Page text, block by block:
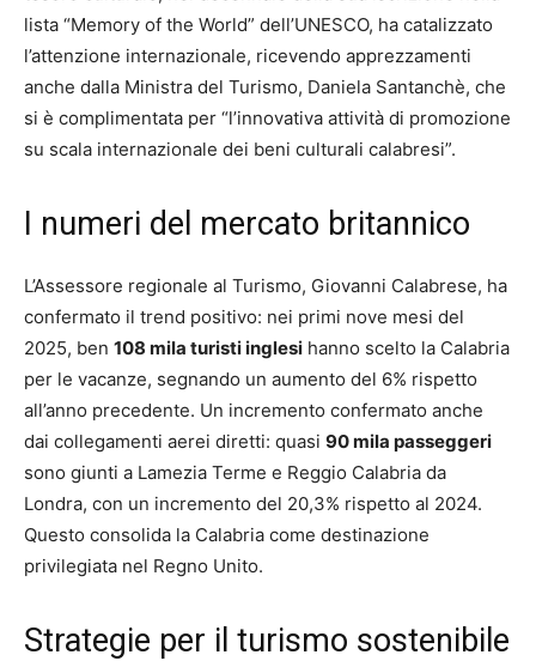
lista “Memory of the World” dell’UNESCO, ha catalizzato
l’attenzione internazionale, ricevendo apprezzamenti
anche dalla Ministra del Turismo, Daniela Santanchè, che
si è complimentata per “l’innovativa attività di promozione
su scala internazionale dei beni culturali calabresi”.
I numeri del mercato britannico
L’Assessore regionale al Turismo, Giovanni Calabrese, ha
confermato il trend positivo: nei primi nove mesi del
2025, ben 108 mila turisti inglesi hanno scelto la Calabria
per le vacanze, segnando un aumento del 6% rispetto
all’anno precedente. Un incremento confermato anche
dai collegamenti aerei diretti: quasi 90 mila passeggeri
sono giunti a Lamezia Terme e Reggio Calabria da
Londra, con un incremento del 20,3% rispetto al 2024.
Questo consolida la Calabria come destinazione
privilegiata nel Regno Unito.
Strategie per il turismo sostenibile